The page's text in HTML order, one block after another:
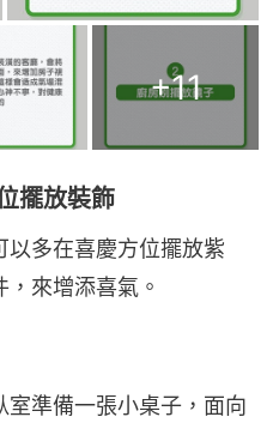
+11
擺放裝飾
以多在喜慶方位擺放紫
來增添喜氣。
準備一張小桌子，面向